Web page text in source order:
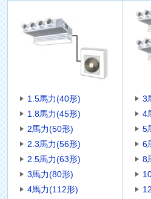
1.5馬力(40形)
1.8馬力(45形)
2馬力(50形)
2.3馬力(56形)
2.5馬力(63形)
3馬力(80形)
4馬力(112形)
3
4
5
6
8